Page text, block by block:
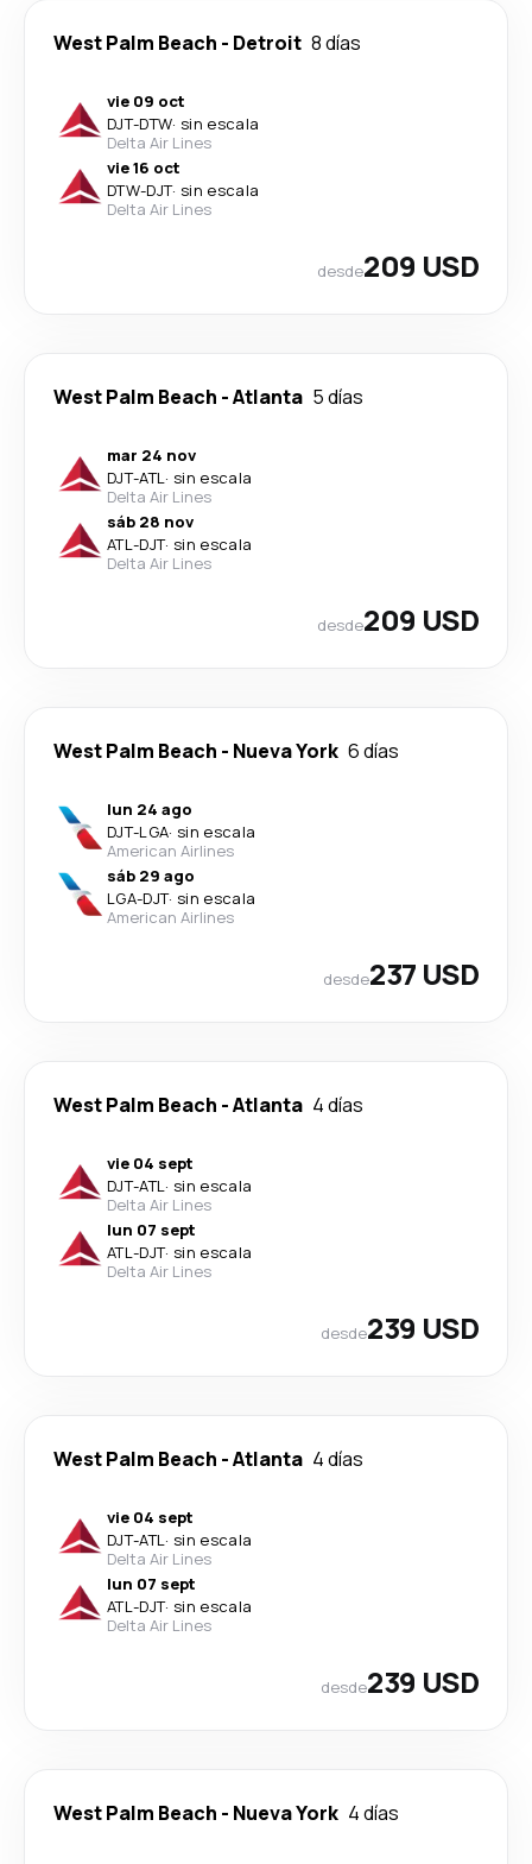
West Palm Beach - Detroit 8 días
vie 09 oct
DJT-DTW· sin escala
Delta Air Lines
vie 16 oct
DTW-DJT· sin escala
Delta Air Lines
desde209 USD
West Palm Beach -Atlanta 5 días
mar 24 nov
DJT-ATL· sin escala
Delta Air Lines
sáb 28 nov
ATL-DJT· sin escala
Delta Air Lines
desde209 USD
West Palm Beach - Nueva York 6 días
lun 24 ago
DJT-LGA· sin escala
American Airlines
sáb 29 ago
LGA-DJT· sin escala
American Airlines
desde237 USD
West Palm Beach -Atlanta 4 días
vie 04 sept
DJT-ATL· sin escala
Delta Air Lines
lun 07 sept
ATL-DJT· sin escala
Delta Air Lines
desde239 USD
West Palm Beach -Atlanta 4 días
vie 04 sept
DJT-ATL· sin escala
Delta Air Lines
lun 07 sept
ATL-DJT· sin escala
Delta Air Lines
desde239 USD
West Palm Beach - Nueva York 4 días